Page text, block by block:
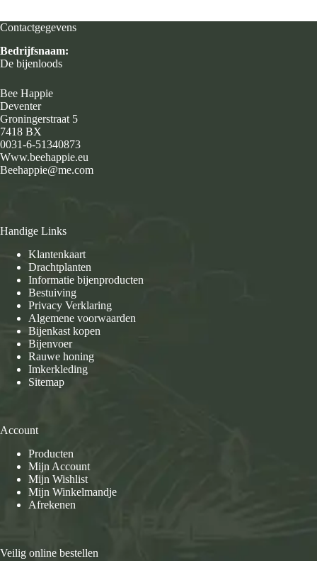
Contactgegevens
Bedrijfsnaam:
De bijenloods
Bee Happie
Deventer
Groningerstraat 5
7418 BX
0031-6-51340873
Www.beehappie.eu
Beehappie@me.com
Handige Links
Klantenkaart
Drachtplanten
Informatie bijenproducten
Bestuiving
Privacy Verklaring
Algemene voorwaarden
Bijenkast kopen
Bijenvoer
Rauwe honing
Imkerkleding
Sitemap
Account
Producten
Mijn Account
Mijn Wishlist
Mijn Winkelmandje
Afrekenen
Veilig online bestellen